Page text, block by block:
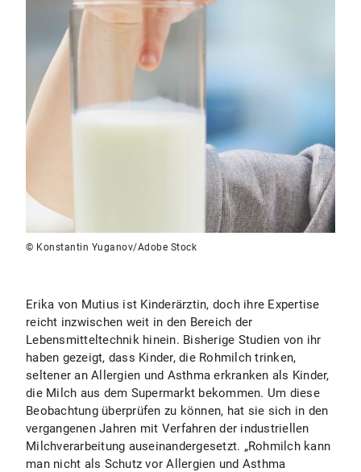
© Konstantin Yuganov/Adobe Stock
Erika von Mutius ist Kinderärztin, doch ihre Expertise
reicht inzwischen weit in den Bereich der
Lebensmitteltechnik hinein. Bisherige Studien von ihr
haben gezeigt, dass Kinder, die Rohmilch trinken,
seltener an Allergien und Asthma erkranken als Kinder,
die Milch aus dem Supermarkt bekommen. Um diese
Beobachtung überprüfen zu können, hat sie sich in den
vergangenen Jahren mit Verfahren der industriellen
Milchverarbeitung auseinandergesetzt. „Rohmilch kann
man nicht als Schutz vor Allergien und Asthma